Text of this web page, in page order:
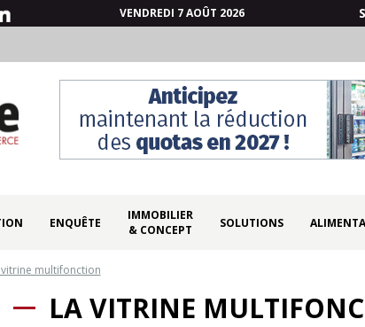
VENDREDI 7 AOÛT 2026
ENQUÊTE
IMMOBILIER
& CONCEPT
SOLUTIONS
vitrine multifonction
LA VITRINE